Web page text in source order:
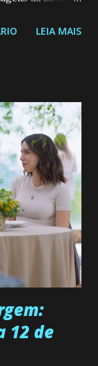
(Camila
que realmente
suas energias a
orgulhando de
na
alegre, é
e
amiga. Pode ser
algo.
por eng...
LEIA MAIS
12 de